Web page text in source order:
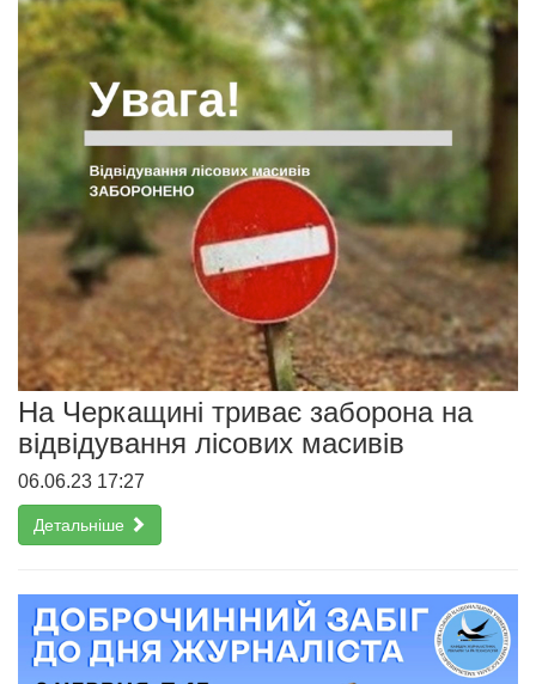
На Черкащині триває заборона на
відвідування лісових масивів
06.06.23 17:27
Детальніше